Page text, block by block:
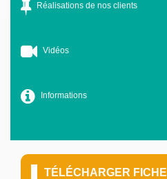
Réalisations de nos clients
Vidéos
Informations
TÉLÉCHARGER